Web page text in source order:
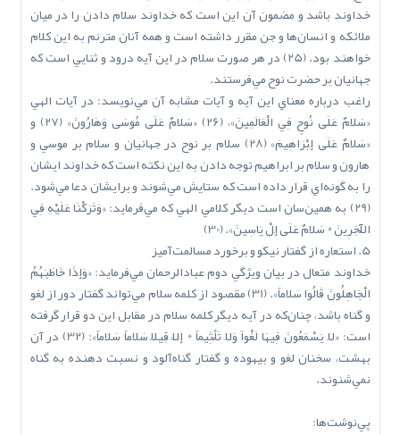
خداوند باشد و مضمون آن اين است که خداوند سلام دادن را در ميان
ملائکه و انسان‌ها و جن مقرر داشته است و همه آنان مترنم به اين کلام
خواهند بود. (25) در هر صورت سلام در اين آيه درود و ثنايي است که
جهانيان بر حضرت نوح مي‌فرستند.
راغب درباره معناي اين آيه و آيات مشابه آن مي‌نويسد: در آيات الهي
«سَلاَمٌ عَلَى‌ نُوحٍ فِي الْعَالَمِينَ»، (26) «سَلاَمٌ عَلَى‌ مُوسَى‌ وَهَارُونَ» (27) و
«سَلاَمٌ عَلَى‌ إِبْرَاهِيمَ» (28) سلام بر نوح در جهانيان و سلام بر موسي و
هارون و سلام بر ابراهيم توجه دادن به اين نکته است که خداوند ايشان
را به گونه‌اي قرار داده است که ستايش مي‌شوند و برايشان دعا مي‌شود.
(29) به همين‌سان است ديگر کلامي الهي که مي‌فرمايد: «وَتَرَكْنَا عَلَيْهِ فِي
الْآخِرِينَ * سَلاَمٌ عَلَى إِلْ يَاسِينَ». (30)
5. استعاره از گفتار نيکو و برخورد مسالمت‌آميز
خداوند متعال در بيان ويژگي دوم عبادالرحمان مي‌فرمايد: «وَإِذَا خَاطَبَهُمُ
الْجَاهِلُونَ قَالُوا سَلاَماً». (31) مقصود از کلمه سلام مي‌تواند گفتار دور از لغو
و گناه باشد، چنان‌که در آيه ديگر کلمه سلام در مقابل اين دو قرار گرفته
است: «لَا يَسْمَعُونَ فِيهَا لَغْواً وَلاَ تَأْثِيماً * إِلَّا قِيلاً سَلاَماً سَلاَماً»: (32) در آن
بهشت، سخنان لغو و بيهوده و گفتار گناه‌آلود و نسبت دهنده به گناه
نمي‌شنوند.
پي‌نوشت‌ها: